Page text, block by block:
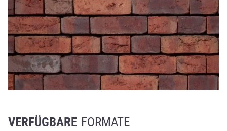
VERFÜGBARE FORMATE